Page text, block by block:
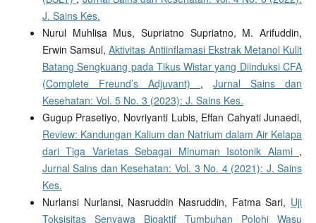
J. Sains Kes.
Nurul Muhlisa Mus, Supriatno Supriatno, M. Arifuddin,
Erwin Samsul,Aktivitas Antiinflamasi Ekstrak Metanol Kulit
Batang Sengkuang pada Tikus Wistar yang Diinduksi CFA
(Complete Freund’s Adjuvant) ,Jurnal Sains dan
Kesehatan: Vol. 5 No. 3 (2023): J. Sains Kes.
Gugup Prasetiyo, Novriyanti Lubis, Effan Cahyati Junaedi,
Review: Kandungan Kalium dan Natrium dalam Air Kelapa
dari Tiga Varietas Sebagai Minuman Isotonik Alami ,
Jurnal Sains dan Kesehatan: Vol. 3 No. 4 (2021): J. Sains
Kes.
Nurlansi Nurlansi, Nasruddin Nasruddin, Fatma Sari, Uji
Toksisitas Senyawa Bioaktif Tumbuhan Polohi Wasu